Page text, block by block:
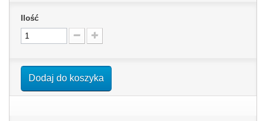
Ilość
Dodaj do koszyka